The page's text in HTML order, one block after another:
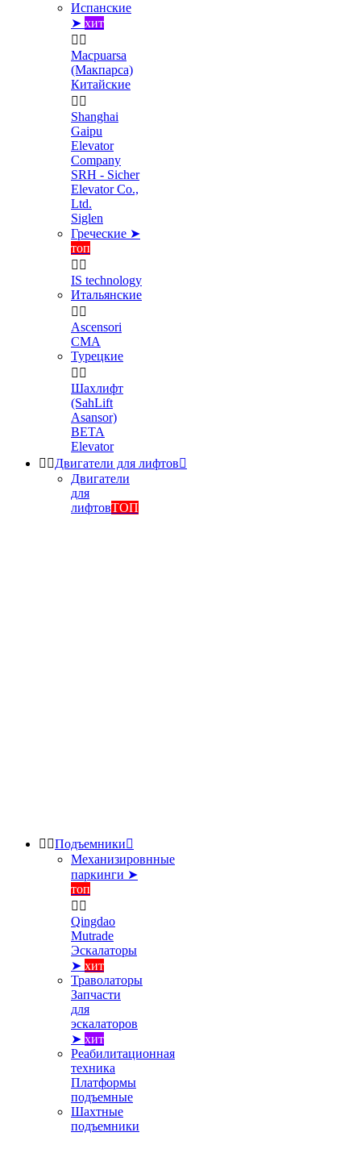
Испанские
➤ хит
 
Macpuarsa
(Макпарса)
Китайские
 
Shanghai
Gaipu
Elevator
Company
SRH - Sicher
Elevator Co.,
Ltd.
Siglen
Греческие ➤
топ
 
IS technology
Итальянские
 
Ascensori
CMA
Турецкие
 
Шахлифт
(SahLift
Asansor)
BETA
Elevator
 Двигатели для лифтов
Двигатели
для
лифтовТОП
 Подъемники
Механизировнные
паркинги ➤
топ
 
Qingdao
Mutrade
Эскалаторы
➤ хит
Траволаторы
Запчасти
для
эскалаторов
➤ хит
Реабилитационная
техника
Платформы
подъемные
Шахтные
подъемники